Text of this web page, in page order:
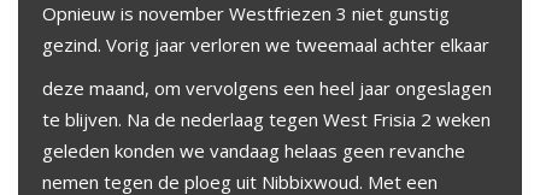
Opnieuw is november Westfriezen 3 niet gunstig
gezind. Vorig jaar verloren we tweemaal achter elkaar
deze maand, om vervolgens een heel jaar ongeslagen
te blijven. Na de nederlaag tegen West Frisia 2 weken
geleden konden we vandaag helaas geen revanche
nemen tegen de ploeg uit Nibbixwoud. Met een